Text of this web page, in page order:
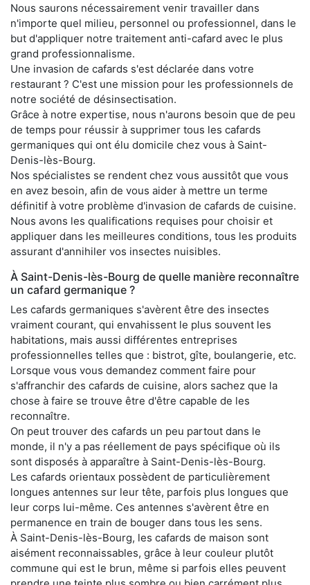
Nous saurons nécessairement venir travailler dans
n'importe quel milieu, personnel ou professionnel, dans le
but d'appliquer notre traitement anti-cafard avec le plus
grand professionnalisme.
Une invasion de cafards s'est déclarée dans votre
restaurant ? C'est une mission pour les professionnels de
notre société de désinsectisation.
Grâce à notre expertise, nous n'aurons besoin que de peu
de temps pour réussir à supprimer tous les cafards
germaniques qui ont élu domicile chez vous à Saint-
Denis-lès-Bourg.
Nos spécialistes se rendent chez vous aussitôt que vous
en avez besoin, afin de vous aider à mettre un terme
définitif à votre problème d'invasion de cafards de cuisine.
Nous avons les qualifications requises pour choisir et
appliquer dans les meilleures conditions, tous les produits
assurant d'annihiler vos insectes nuisibles.
À Saint-Denis-lès-Bourg de quelle manière reconnaître
un cafard germanique ?
Les cafards germaniques s'avèrent être des insectes
vraiment courant, qui envahissent le plus souvent les
habitations, mais aussi différentes entreprises
professionnelles telles que : bistrot, gîte, boulangerie, etc.
Lorsque vous vous demandez comment faire pour
s'affranchir des cafards de cuisine, alors sachez que la
chose à faire se trouve être d'être capable de les
reconnaître.
On peut trouver des cafards un peu partout dans le
monde, il n'y a pas réellement de pays spécifique où ils
sont disposés à apparaître à Saint-Denis-lès-Bourg.
Les cafards orientaux possèdent de particulièrement
longues antennes sur leur tête, parfois plus longues que
leur corps lui-même. Ces antennes s'avèrent être en
permanence en train de bouger dans tous les sens.
À Saint-Denis-lès-Bourg, les cafards de maison sont
aisément reconnaissables, grâce à leur couleur plutôt
commune qui est le brun, même si parfois elles peuvent